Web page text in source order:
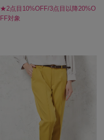
★2点目10%OFF/3点目以降20%O
FF対象